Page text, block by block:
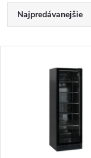
R
a
Najpredávanejšie